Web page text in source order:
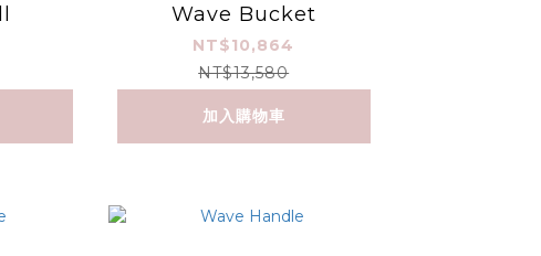
Wave Bucket
NT$10,864
NT$13,580
加入購物車